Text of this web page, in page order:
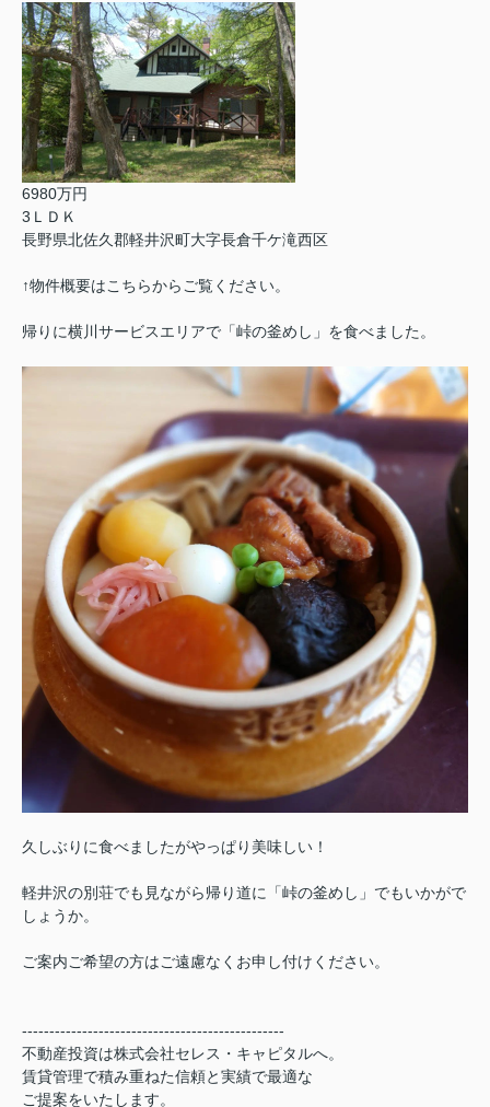
6980万円
3ＬＤＫ
長野県北佐久郡軽井沢町大字長倉千ケ滝西区
↑物件概要はこちらからご覧ください。
帰りに横川サービスエリアで「峠の釜めし」を食べました。
久しぶりに食べましたがやっぱり美味しい！
軽井沢の別荘でも見ながら帰り道に「峠の釜めし」でもいかがで
しょうか。
ご案内ご希望の方はご遠慮なくお申し付けください。
------------------------------------------------
不動産投資は株式会社セレス・キャピタルへ。
賃貸管理で積み重ねた信頼と実績で最適な
ご提案をいたします。